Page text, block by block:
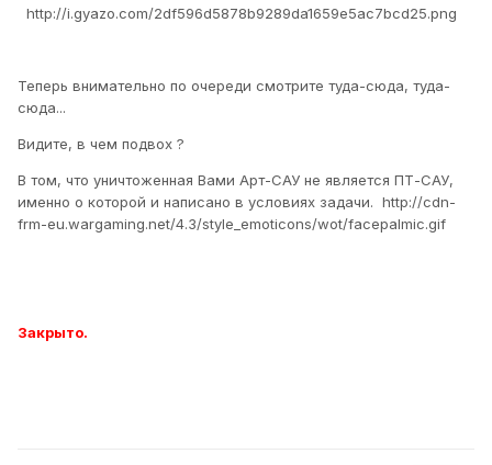
http://i.gyazo.com/2df596d5878b9289da1659e5ac7bcd25.png
Теперь внимательно по очереди смотрите туда-сюда, туда-
сюда...
Видите, в чем подвох ?
В том, что уничтоженная Вами Арт-САУ не является ПТ-САУ,
именно о которой и написано в условиях задачи. http://cdn-
frm-eu.wargaming.net/4.3/style_emoticons/wot/facepalmic.gif
Закрыто.